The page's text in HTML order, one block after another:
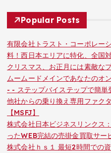
Popular Posts
有限会社トラスト・コーポレー
料！西日本エリアに特化、全国
クリスマス、お正月には素敵な
ムームードメインであなたのオ
- - ステップバイステップで簡単
他社からの乗り換え専用ファク
【MSFJ】
株式会社日本ビジネスリンクス
ったWEB完結の売掛金買取サー
株式会社ｈｓ１ 最短2時間での